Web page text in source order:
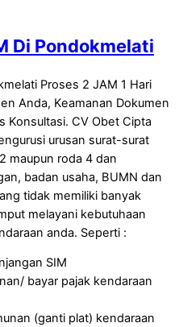
Di Pondokmelati
Proses 2 JAM 1 Hari
Anda, Keamanan Dokumen
Konsultasi. CV Obet Cipta
urusan surat-surat
maupun roda 4 dan
badan usaha, BUMN dan
tidak memiliki banyak
melayani kebutuhaan
anda. Seperti :
SIM
bayar pajak kendaraan
(ganti plat) kendaraan